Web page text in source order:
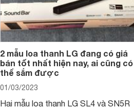
2 mẫu loa thanh LG đang có giá
bán tốt nhất hiện nay, ai cũng có
thể sắm được
01/03/2023
Hai mẫu loa thanh LG SL4 và SN5R